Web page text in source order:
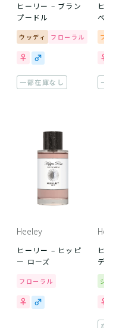
ヒーリー – ブラン
プードル
ウッディ フローラル
一部在庫なし
ヒ
ベロ
フ
一
Heeley
ヒーリー – ヒッピ
ー ローズ
フローラル
ヒ
デ
シ